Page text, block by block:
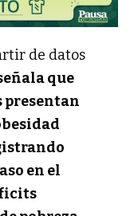
de datos
que
presentan
en el